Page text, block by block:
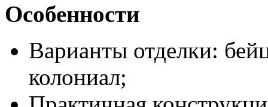
Особенности
Варианты отделки:
колониал;